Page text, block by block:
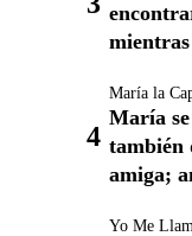
mientras
María la
María
también
amiga;
Yo Me